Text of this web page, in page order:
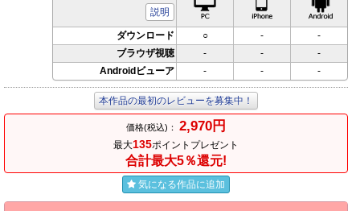
説明
ダウンロード ○ -
-
ブラウザ視聴
- -
-
Androidビューア
- - -
本作品の最初のレビューを募集中！
価格(税込)： 2,970円
最大135ポイントプレゼント
合計最大5％還元!
気になる作品に追加